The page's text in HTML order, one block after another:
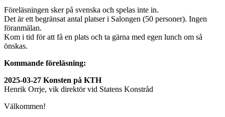
Föreläsningen sker på svenska och spelas inte in.
Det är ett begränsat antal platser i Salongen (50 personer). Ingen
föranmälan.
Kom i tid för att få en plats och ta gärna med egen lunch om så
önskas.
Kommande föreläsning:
2025-03-27 Konsten på KTH
Henrik Orrje, vik direktör vid Statens Konstråd
Välkommen!